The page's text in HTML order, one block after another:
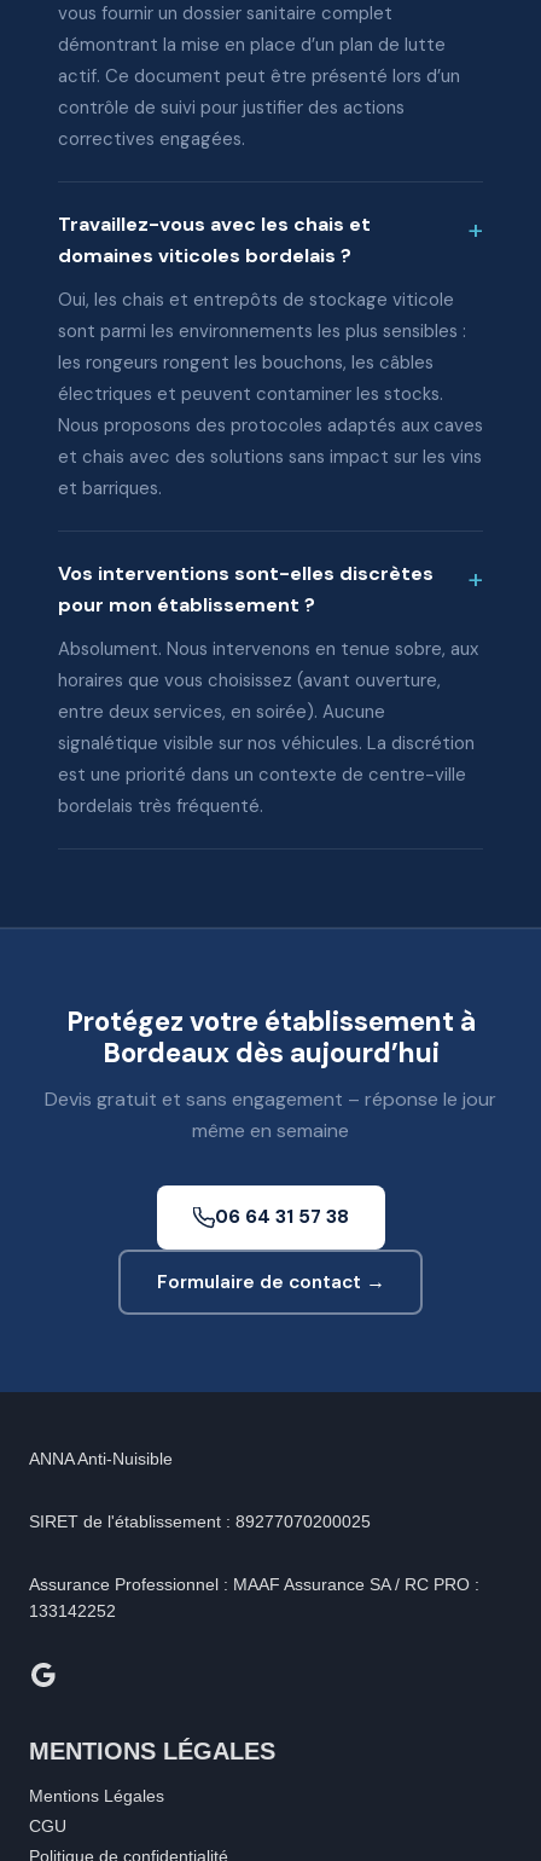
vous fournir un dossier sanitaire complet
démontrant la mise en place d’un plan de lutte
actif. Ce document peut être présenté lors d’un
contrôle de suivi pour justifier des actions
correctives engagées.
Travaillez-vous avec les chais et
domaines viticoles bordelais ?
Oui, les chais et entrepôts de stockage viticole
sont parmi les environnements les plus sensibles :
les rongeurs rongent les bouchons, les câbles
électriques et peuvent contaminer les stocks.
Nous proposons des protocoles adaptés aux caves
et chais avec des solutions sans impact sur les vins
et barriques.
Vos interventions sont-elles discrètes
pour mon établissement ?
Absolument. Nous intervenons en tenue sobre, aux
horaires que vous choisissez (avant ouverture,
entre deux services, en soirée). Aucune
signalétique visible sur nos véhicules. La discrétion
est une priorité dans un contexte de centre-ville
bordelais très fréquenté.
Protégez votre établissement à
Bordeaux dès aujourd’hui
Devis gratuit et sans engagement – réponse le jour
même en semaine
06 64 31 57 38
Formulaire de contact →
ANNA Anti-Nuisible
SIRET de l'établissement : 89277070200025
Assurance Professionnel : MAAF Assurance SA / RC PRO :
133142252
Google
MENTIONS LÉGALES
Mentions Légales
CGU
Politique de confidentialité